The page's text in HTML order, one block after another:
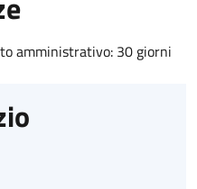
amministrativo: 30 giorni